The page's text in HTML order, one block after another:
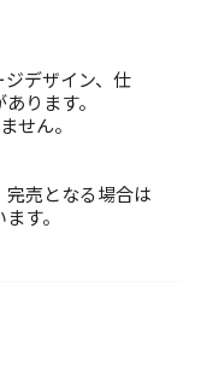
ジデザイン、仕
ります。
せん。
売となる場合は
す。